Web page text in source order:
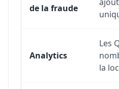
de la fraude
Analytics
Les
la